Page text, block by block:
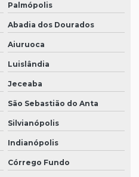
Palmópolis
Abadia dos Dourados
Aiuruoca
Luislândia
Jeceaba
São Sebastião do Anta
Silvianópolis
Indianópolis
Córrego Fundo